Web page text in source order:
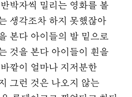
박자씩 밀리는 영화를 볼
생각조차 하지 못했잖아
본다 아이들의 발 밑으로
것을 본다 아이들이 흰을
깥이 얼마나 지저분한
그런 것은 나오지 않는